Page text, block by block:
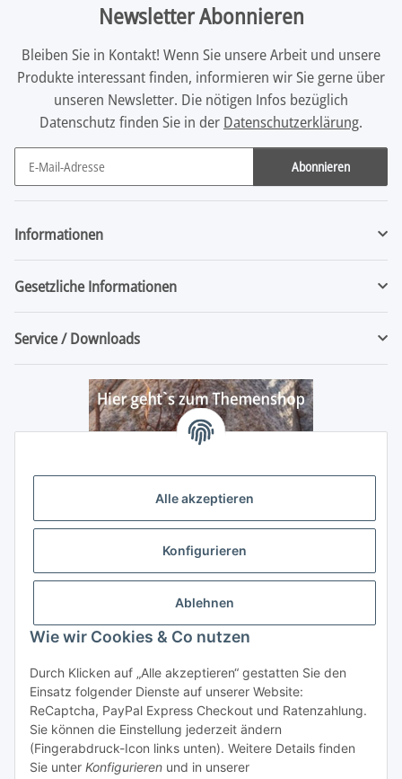
Alle akzeptieren
Konfigurieren
Ablehnen
Wie wir Cookies & Co nutzen
Durch Klicken auf „Alle akzeptieren“ gestatten Sie den
Einsatz folgender Dienste auf unserer Website:
ReCaptcha, PayPal Express Checkout und Ratenzahlung.
Sie können die Einstellung jederzeit ändern
(Fingerabdruck-Icon links unten). Weitere Details finden
Sie unter Konfigurieren und in unserer
Newsletter Abonnieren
Bleiben Sie in Kontakt! Wenn Sie unsere Arbeit und unsere
Produkte interessant finden, informieren wir Sie gerne über
unseren Newsletter. Die nötigen Infos bezüglich
Datenschutz finden Sie in der Datenschutzerklärung.
Abonnieren
Newsletter Abonnieren
Informationen
Gesetzliche Informationen
Service / Downloads
Vertrag widerrufen